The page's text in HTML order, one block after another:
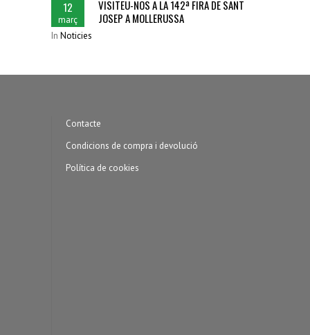
12
març
VISITEU-NOS A LA 142ª FIRA DE SANT
JOSEP A MOLLERUSSA
In Noticies
Contacte
Condicions de compra i devolució
Política de cookies